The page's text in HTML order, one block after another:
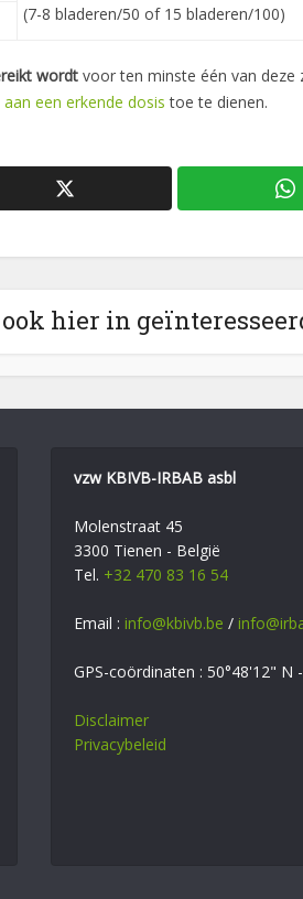
(7-8 bladeren/50 of 15 bladeren/100)
wordt voor ten minste één van deze
een erkende dosis toe te dienen.
hier in
vzw KBIVB-IRBAB asbl
Molenstraat 45
3300 Tienen - België
Tel. +32 470 83 16 54
Email : info@kbivb.be /
GPS-coördinaten : 50°48'12" N
Disclaimer
Privacybeleid